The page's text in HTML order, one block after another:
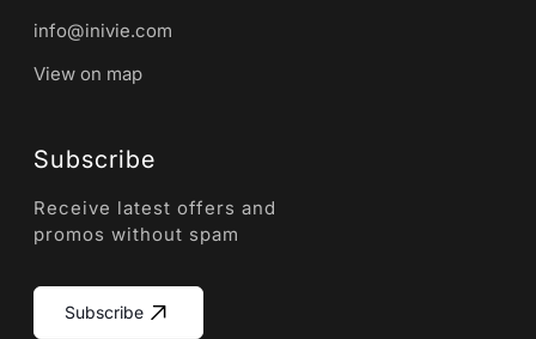
info@inivie.com
View on map
Subscribe
Receive latest offers and
promos without spam
Subscribe